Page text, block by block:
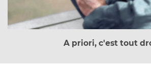
A priori, c'est tout